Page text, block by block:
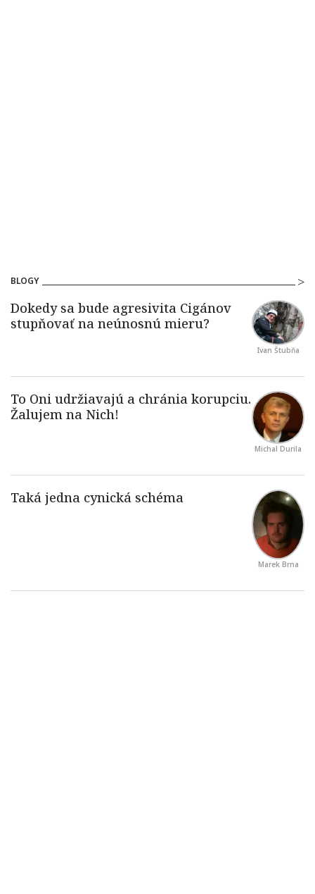
BLOGY
Ivan Štubňa
Michal Durila
Marek Brna